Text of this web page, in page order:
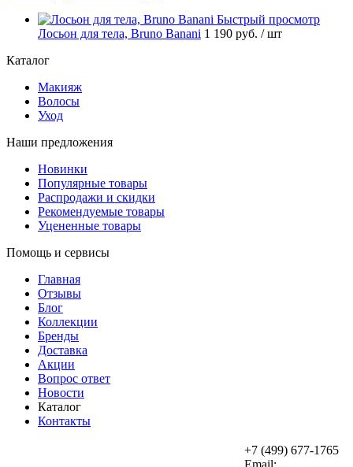
Быстрый просмотр
Лосьон для тела, Bruno Banani 1 190 руб. / шт
Каталог
Макияж
Волосы
Уход
Наши предложения
Новинки
Популярные товары
Распродажи и скидки
Рекомендуемые товары
Уцененные товары
Помощь и сервисы
Главная
Отзывы
Блог
Коллекции
Бренды
Доставка
Акции
Вопрос ответ
Новости
Каталог
Контакты
+7 (499) 677-1765
Email: